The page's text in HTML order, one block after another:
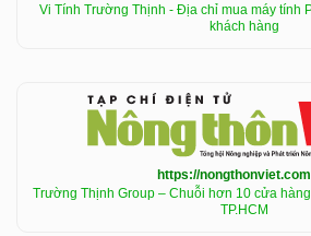
Vi Tính Trường Thịnh - Địa chỉ mua máy tính
khách hàng
https://
Trường Thịnh Group – Chuỗi hơn 10 cửa
TP.HCM